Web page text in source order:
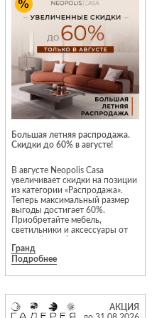
очаги
и
Торшеры
Уличный свет
Товары для
дома
Ароматы для
дома и
косметика
Бытовая химия
Вешалки
Гладильные
доски
Посуда
Большая летняя распродажа.
Скидки до 60% в августе!
В августе Neopolis Casa
увеличивает скидки на позиции
из категории «Распродажа».
Теперь максимальный размер
выгоды достигает 60%.
Приобретайте мебель,
светильники и аксессуары от
привлекательных условиях!*
акции участвуют
Гранд
Подробнее
АКЦИЯ